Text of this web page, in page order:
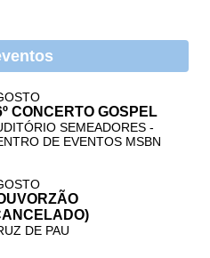
CONCERTO GOSPEL
SEMEADORES -
DE EVENTOS MSBN
DE PAU